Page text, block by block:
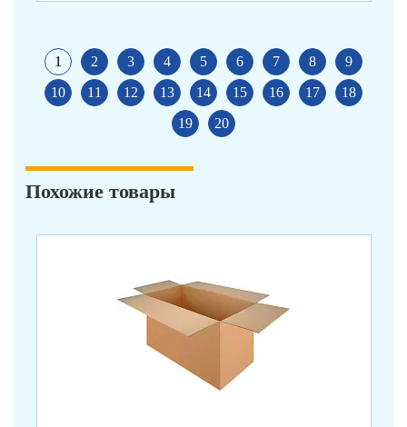
1 2 3 4 5 6 7 8
9
10
11 12 13 14 15 16 17
18
19
20
Похожие товары